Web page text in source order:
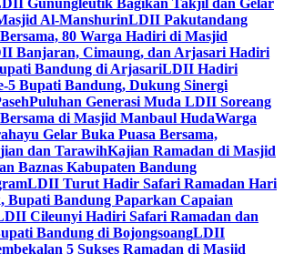
Gunungleutik Bagikan Takjil dan Gelar
Al-ManshurinLDII Pakutandang
80 Warga Hadiri di Masjid
Banjaran, Cimaung, dan Arjasari Hadiri
Bandung di ArjasariLDII Hadiri
5 Bupati Bandung, Dukung Sinergi
Puluhan Generasi Muda LDII Soreang
di Masjid Manbaul HudaWarga
Gelar Buka Puasa Bersama,
dan TarawihKajian Ramadan di Masjid
Baznas Kabupaten Bandung
LDII Turut Hadir Safari Ramadan Hari
Bupati Bandung Paparkan Capaian
Cileunyi Hadiri Safari Ramadan dan
Bandung di BojongsoangLDII
5 Sukses Ramadan di Masjid